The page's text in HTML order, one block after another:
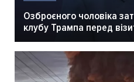
Озброєного чоловіка
клубу Трампа перед